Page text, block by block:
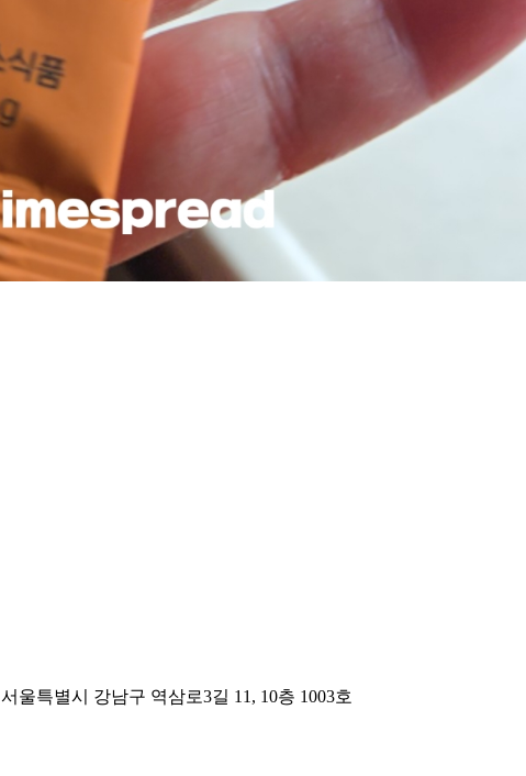
서울특별시 강남구 역삼로3길 11, 10층 1003호